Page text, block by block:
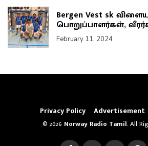
Bergen Vest sk
பொறுப்பாளர்கள்,
February 11, 2024
Privacy Policy Advertisement
© 2026 Norway Radio Tamil. All